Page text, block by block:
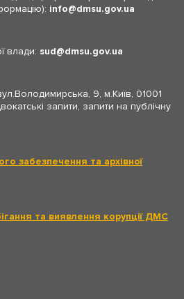
info dmsu.gov.ua
влади: sud dmsu.gov.ua
9, м.Київ, 01001
запити, запити на публічну
забезпечення та архівної
та виявлення корупції ДМС